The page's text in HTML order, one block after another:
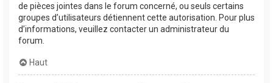
de pièces jointes dans le forum concerné, ou seuls certains
groupes d’utilisateurs détiennent cette autorisation. Pour plus
d’informations, veuillez contacter un administrateur du
forum.
Haut